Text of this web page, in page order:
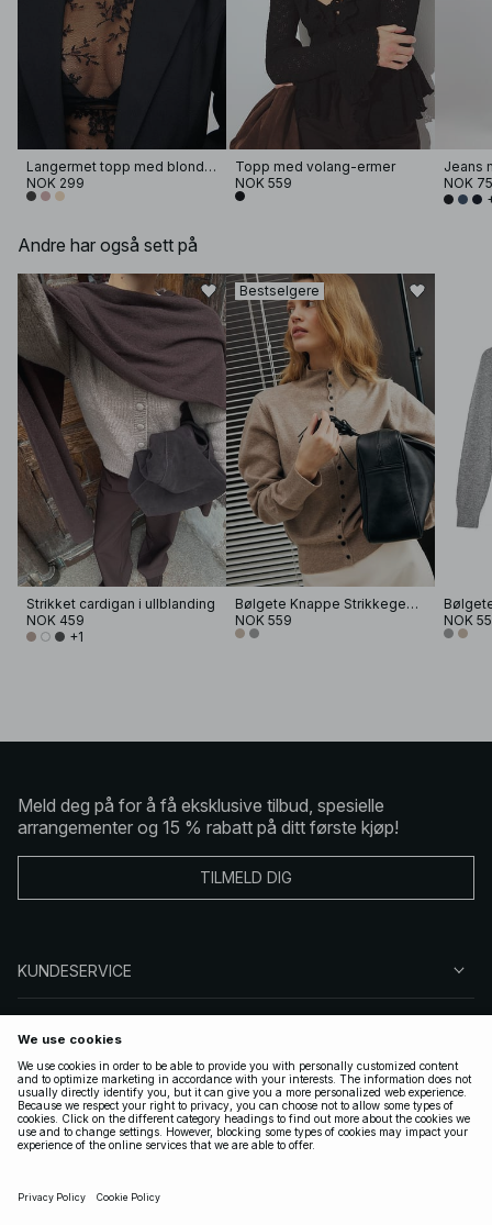
Langermet topp med blonder
NOK 299
Topp med volang-ermer
NOK 559
Jeans
NOK
Andre har også sett på
Strikket cardigan i ullblanding
NOK 459
+1
Bestselgere
Bølgete Knappe Strikkegenser
NOK 559
NOK
Meld deg på for å få eksklusive tilbud, spesielle
arrangementer og 15 % rabatt på ditt første kjøp!
TILMELD DIG
KUNDESERVICE
FØLG OSS
LOVLIG